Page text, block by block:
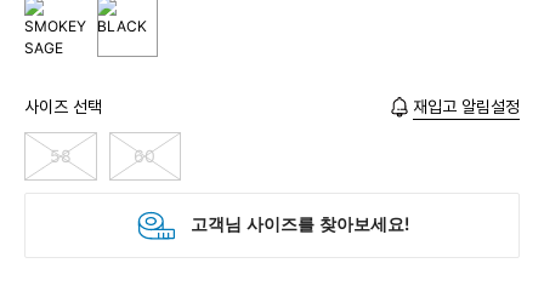
사이즈 선택 재입고 알림설정
58 60